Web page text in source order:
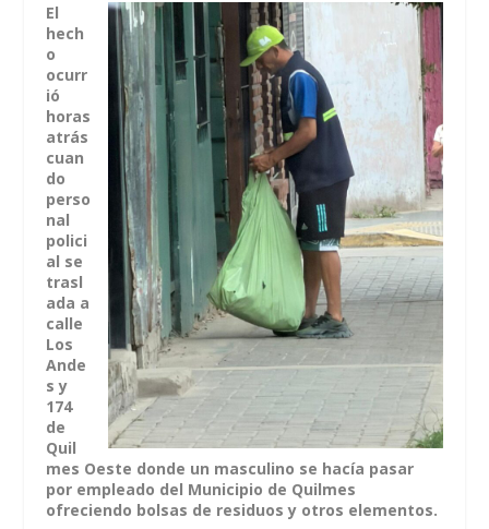
El
hech
o
ocurr
ió
horas
atrás
cuan
do
perso
nal
polici
al se
trasl
ada a
calle
Los
Ande
s y
174
de
Quil
mes Oeste donde un masculino se hacía pasar
por empleado del Municipio de Quilmes
ofreciendo bolsas de residuos y otros elementos.